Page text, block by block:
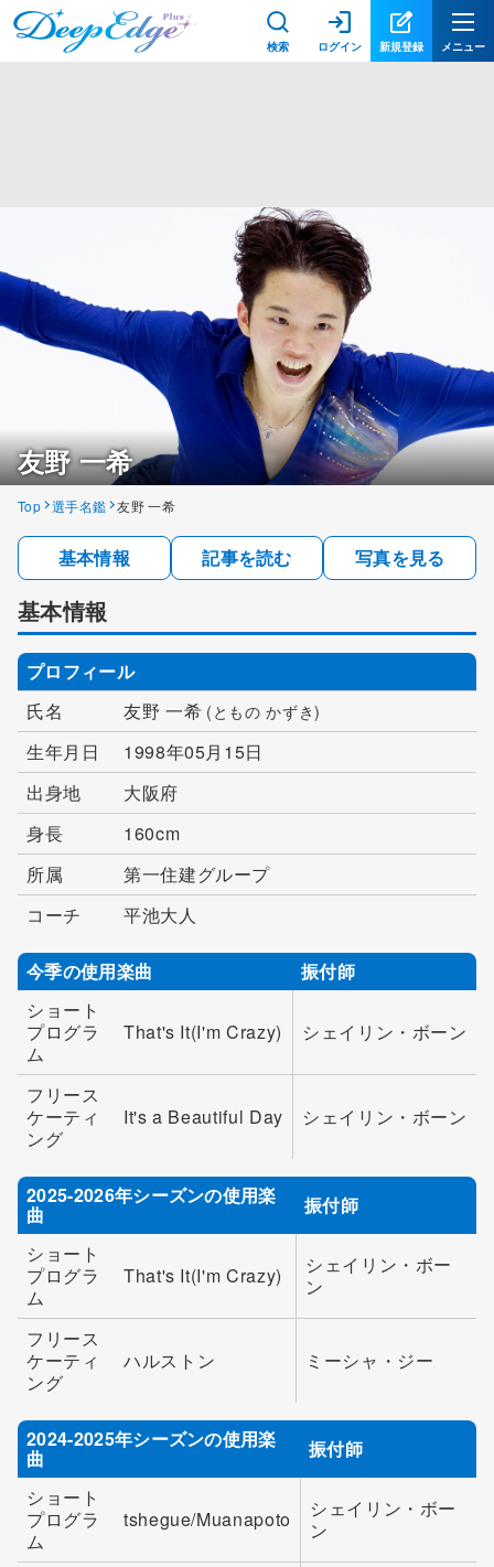
検索 ログイン 新規登録 メニュー
友野 一希
Top 選手名鑑 友野 一希
基本情報 記事を読む 写真を見る
基本情報
プロフィール
氏名
友野 一希 (ともの かずき)
生年月日
1998年05月15日
出身地
大阪府
身長
160cm
所属
第一住建グループ
コーチ
平池大人
今季の使用楽曲
振付師
ショート
プログラ
ム
That's It(I'm Crazy) シェイリン・ボーン
フリース
ケーティ
ング
It's a Beautiful Day シェイリン・ボーン
2025-2026年シーズンの使用楽
曲
振付師
ショート
プログラ
ム
That's It(I'm Crazy)
シェイリン・ボー
ン
フリース
ケーティ
ング
ハルストン ミーシャ・ジー
2024-2025年シーズンの使用楽
曲
振付師
ショート
プログラ
ム
tshegue/Muanapoto
シェイリン・ボー
ン